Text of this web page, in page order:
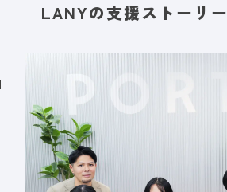
LANYの支援ストーリー